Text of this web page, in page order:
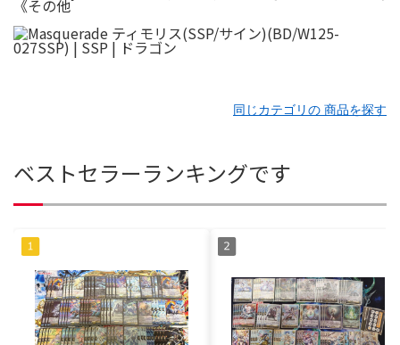
同じカテゴリの 商品を探す
ベストセラーランキングです